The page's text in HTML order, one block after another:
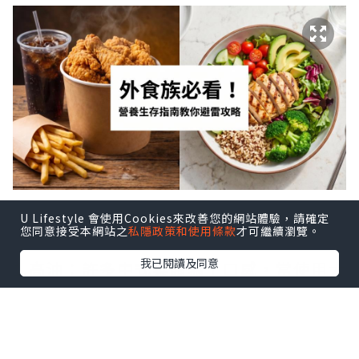
外食常見的營養陷阱
1.高油：許多中式菜餚為了口感，常使用大
量烹調油，如炒飯、炒麵、炸物等。西式
U Lifestyle 會使用Cookies來改善您的網站體驗，請確定
您同意接受本網站之私隱政策和使用條款才可繼續瀏覽。
我已閱讀及同意